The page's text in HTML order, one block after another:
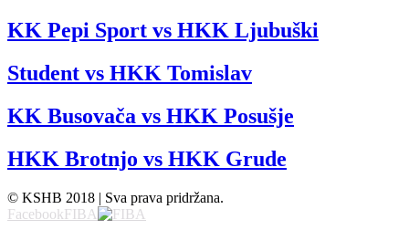
KK Pepi Sport vs HKK Ljubuški
Student vs HKK Tomislav
KK Busovača vs HKK Posušje
HKK Brotnjo vs HKK Grude
© KSHB 2018 | Sva prava pridržana.
FacebookFIBA